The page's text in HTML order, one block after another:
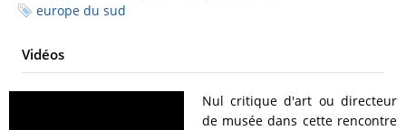
europe du sud
Vidéos
Nul critique d'art ou directeur
de musée dans cette rencontre